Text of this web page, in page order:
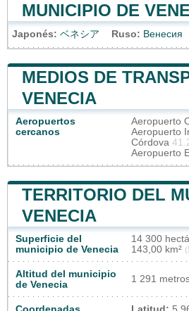
MUNICIPIO DE
Japonés: ベネシア Ruso: Венесия
MEDIOS DE
VENECIA
Aeropuertos
cercanos
Aeropuerto
Aeropuerto
Córdova
Aeropuerto
TERRITORIO DEL
VENECIA
Superficie del
municipio de Venecia
14 300
143,00 km²
Altitud del municipio
de Venecia
1 291